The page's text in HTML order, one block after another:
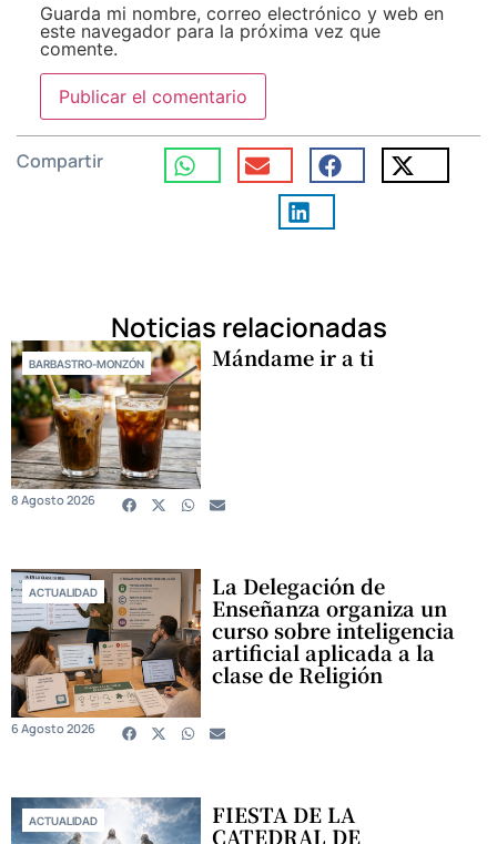
Guarda mi nombre, correo electrónico y web en
este navegador para la próxima vez que
comente.
Compartir
Noticias relacionadas
BARBASTRO-MONZÓN Mándame ir a ti
8 Agosto 2026
ACTUALIDAD La Delegación de
Enseñanza organiza un
curso sobre inteligencia
artificial aplicada a la
clase de Religión
6 Agosto 2026
ACTUALIDAD FIESTA DE LA
CATEDRAL DE